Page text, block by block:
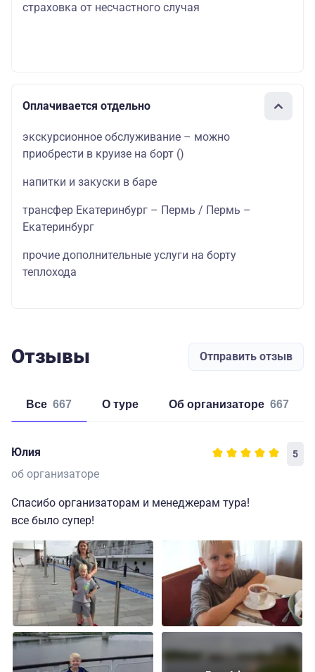
страховка от несчастного случая
Оплачивается отдельно
экскурсионное обслуживание – можно
приобрести в круизе на борт ()
напитки и закуски в баре
трансфер Екатеринбург – Пермь / Пермь –
Екатеринбург
прочие дополнительные услуги на борту
теплохода
Отзывы Отправить отзыв
Все 667 о туре об организаторе 667
Юлия 5
об организаторе
Спасибо организаторам и менеджерам тура!
все было супер!